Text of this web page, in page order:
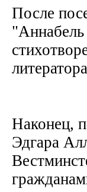
После
Наконец,
Эдгара